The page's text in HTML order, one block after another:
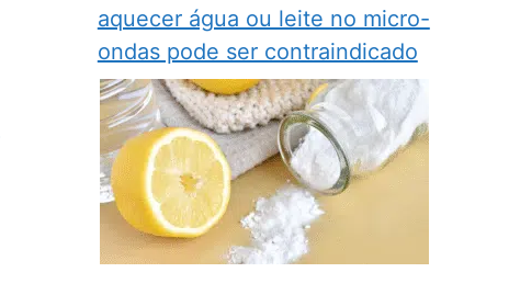
aquecer água ou leite no micro-
ondas pode ser contraindicado